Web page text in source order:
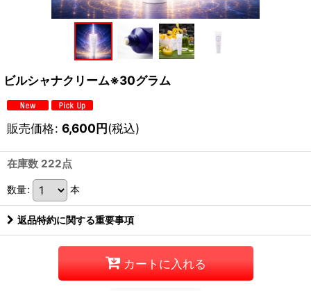
ビルシャナクリーム※30グラム
販売価格: 6,600円(税込)
在庫数 222点
数量: 本
返品特約に関する重要事項
カートに入れる